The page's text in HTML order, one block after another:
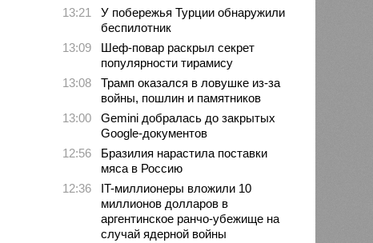
13:21
У побережья Турции обнаружили
беспилотник
13:09
Шеф-повар раскрыл секрет
популярности тирамису
13:08
Трамп оказался в ловушке из-за
войны, пошлин и памятников
13:00
Gemini добралась до закрытых
Google-документов
12:56
Бразилия нарастила поставки
мяса в Россию
12:36
IT-миллионеры вложили 10
миллионов долларов в
аргентинское ранчо-убежище на
случай ядерной войны